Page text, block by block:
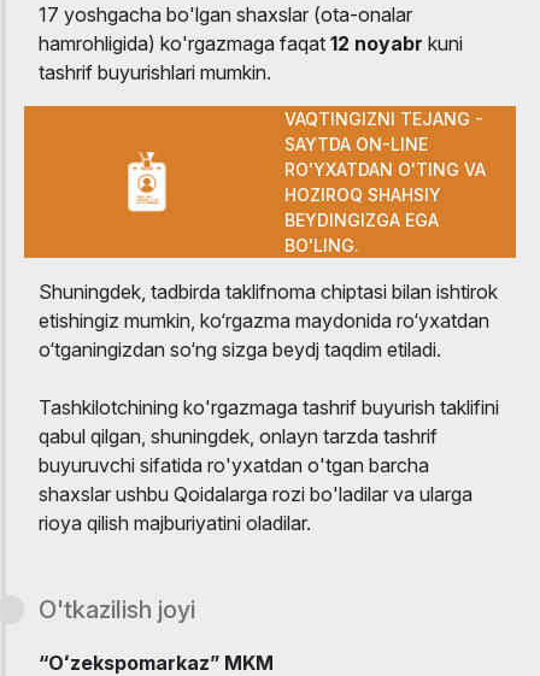
17 yoshgacha bo'lgan shaxslar (ota-onalar
hamrohligida) ko'rgazmaga faqat 12 noyabr kuni
tashrif buyurishlari mumkin.
VAQTINGIZNI TEJANG -
SAYTDA ON-LINE
RO'YXATDAN O'TING VA
HOZIROQ SHAHSIY
BEYDINGIZGA EGA
BO'LING.
Shuningdek, tadbirda taklifnoma chiptasi bilan ishtirok
etishingiz mumkin, ko‘rgazma maydonida ro‘yxatdan
o‘tganingizdan so‘ng sizga beydj taqdim etiladi.
Tashkilotchining ko'rgazmaga tashrif buyurish taklifini
qabul qilgan, shuningdek, onlayn tarzda tashrif
buyuruvchi sifatida ro'yxatdan o'tgan barcha
shaxslar ushbu Qoidalarga rozi bo'ladilar va ularga
rioya qilish majburiyatini oladilar.
O'tkazilish joyi
“Oʻzekspomarkaz” MKM